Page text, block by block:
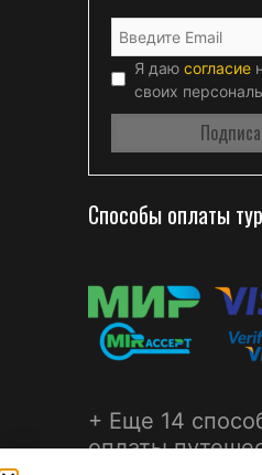
Я даю согласие
своих
Способы оплаты
+ Еще 14
оплаты